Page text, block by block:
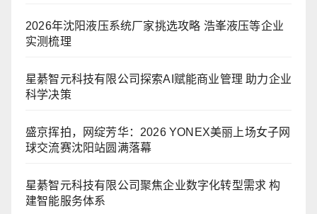
2026年沈阳液压系统厂家挑选攻略 浩峯液压等企业
实测梳理
星綦智元科技有限公司探索AI赋能商业管理 助力企业
科学决策
盛京挥拍，网绽芳华：2026 YONEX美丽上场女子网
球交流赛沈阳站圆满落幕
星綦智元科技有限公司聚焦企业数字化转型需求 构
建智能服务体系